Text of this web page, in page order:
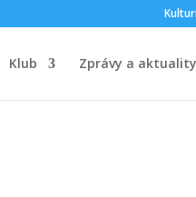
Klub Zprávy a aktuality